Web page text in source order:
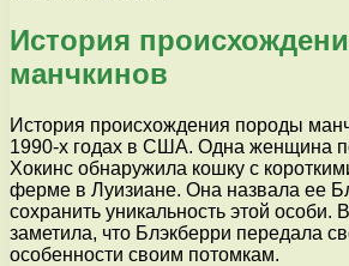
История
манчкинов
История происхождения породы
1990-х годах в США. Одна женщина
Хокинс обнаружила кошку с
ферме в Луизиане. Она назвала ее
сохранить уникальность этой особи.
заметила, что Блэкберри передала
особенности своим потомкам.